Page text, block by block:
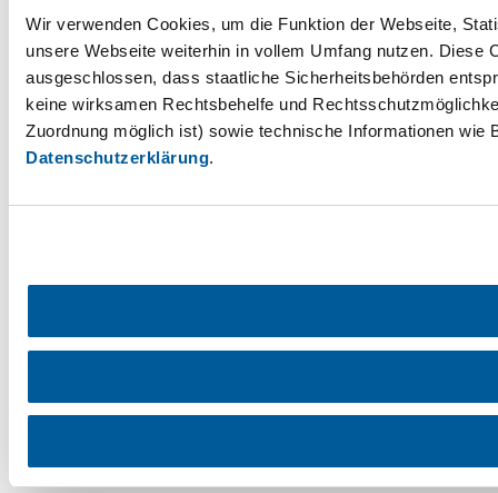
Wir verwenden Cookies, um die Funktion der Webseite,
unsere Webseite weiterhin in vollem Umfang nutzen.
ausgeschlossen, dass staatliche Sicherheitsbehörden
keine wirksamen Rechtsbehelfe und
Zuordnung möglich ist) sowie technische Informationen wie
Datenschutzerklärung.